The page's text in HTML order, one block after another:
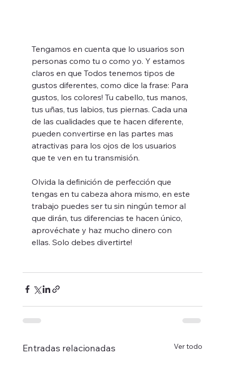
Tengamos en cuenta que lo usuarios son
personas como tu o como yo. Y estamos
claros en que Todos tenemos tipos de
gustos diferentes, como dice la frase: Para
gustos, los colores! Tu cabello, tus manos,
tus uñas, tus labios, tus piernas. Cada una
de las cualidades que te hacen diferente,
pueden convertirse en las partes mas
atractivas para los ojos de los usuarios
que te ven en tu transmisión.
Olvida la definición de perfección que
tengas en tu cabeza ahora mismo, en este
trabajo puedes ser tu sin ningún temor al
que dirán, tus diferencias te hacen único,
aprovéchate y haz mucho dinero con
ellas. Solo debes divertirte!
Entradas relacionadas Ver todo